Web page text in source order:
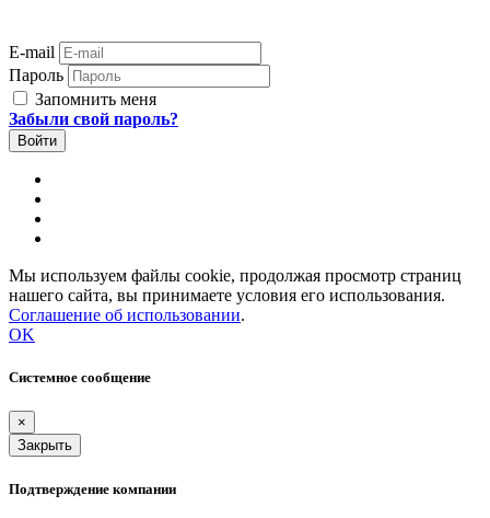
E-mail
Пароль
Запомнить меня
Забыли свой пароль?
Мы используем файлы cookie, продолжая просмотр страниц
нашего сайта, вы принимаете условия его использования.
Соглашение об использовании.
OK
Системное сообщение
×
Закрыть
Подтверждение компании